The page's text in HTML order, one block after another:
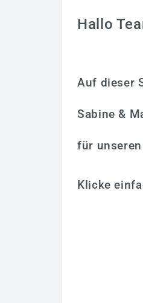
Hallo
Auf dieser
Sabine &
für
Klicke